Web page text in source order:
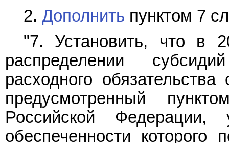
2. Дополнить пунктом 7
"7. Установить, что в
распределении
расходного
предусмотренный
Российской Федерации,
обеспеченности которого